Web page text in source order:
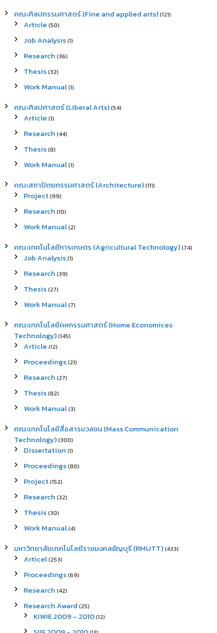
คณะศิลปกรรมศาสตร์ (Fine and applied arts)(121)
Article (50)
Job Analysis(1)
Research (36)
Thesis(32)
Work Manual(1)
คณะศิลปศาสตร์ (Liberal Arts)(54)
Article (1)
Research (44)
Thesis(8)
Work Manual(1)
คณะสถาปัตยกรรมศาสตร์ (Architecture)(111)
Project(99)
Research (10)
Work Manual(2)
คณะเทคโนโลยีการเกษตร (Agricultural Technology)(74)
Job Analysis(1)
Research (39)
Thesis(27)
Work Manual(7)
คณะเทคโนโลยีคหกรรมศาสตร์ (Home Economices
Technology)(145)
Article (12)
Proceedings(21)
Research (27)
Thesis(82)
Work Manual(3)
คณะเทคโนโลยีสื่อสารมวลชน (Mass Communication
Technology)(300)
Dissertation (1)
Proceedings(80)
Project(152)
Research (32)
Thesis(30)
Work Manual(4)
มหาวิทยาลัยเทคโนโลยีราชมงคลธัญบุรี (RMUTT)(433)
Articel(253)
Proceedings(69)
Research (42)
Research Award (25)
KIWIE 2009 – 2010(12)